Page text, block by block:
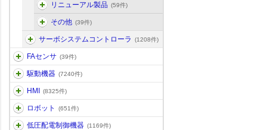
リニューアル製品 (59件)
その他 (39件)
サーボシステムコントローラ (1208件)
FAセンサ (39件)
駆動機器 (7240件)
HMI (8325件)
ロボット (651件)
低圧配電制御機器 (1169件)